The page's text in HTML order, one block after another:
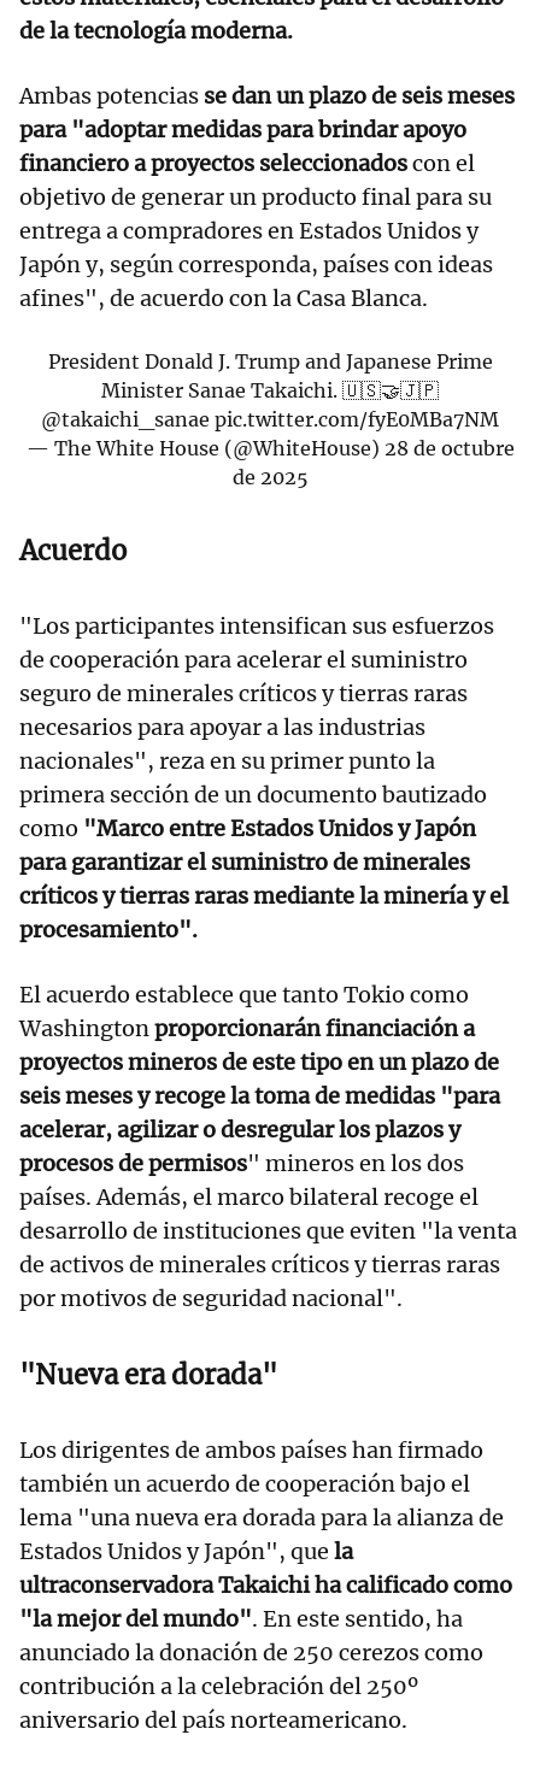
de la tecnología moderna.
Ambas potencias se dan un plazo de seis meses
para "adoptar medidas para brindar apoyo
financiero a proyectos seleccionadoscon el
objetivo de generar un producto final para su
entrega a compradores en Estados Unidos y
Japón y, según corresponda, países con ideas
afines", de acuerdo con la Casa Blanca.
President Donald J. Trump and Japanese Prime
Minister Sanae Takaichi. 🇺🇸🤝🇯🇵
@takaichi_sanae pic.twitter.com/fyE0MBa7NM
— The White House (@WhiteHouse) 28 de octubre
de 2025
Acuerdo
"Los participantes intensifican sus esfuerzos
de cooperación para acelerar el suministro
seguro de minerales críticos y tierras raras
necesarios para apoyar a las industrias
nacionales", reza en su primer punto la
primera sección de un documento bautizado
como "Marco entre Estados Unidos y Japón
para garantizar el suministro de minerales
críticos y tierras raras mediante la minería y el
procesamiento".
El acuerdo establece que tanto Tokio como
Washingtonproporcionarán financiación a
proyectos mineros de este tipo en un plazo de
seis meses y recoge la toma de medidas "para
acelerar, agilizar o desregular los plazos y
procesos de permisos" mineros en los dos
países. Además, el marco bilateral recoge el
desarrollo de instituciones que eviten "la venta
de activos de minerales críticos y tierras raras
por motivos de seguridad nacional".
"Nueva era dorada"
Los dirigentes de ambos países han firmado
también un acuerdo de cooperación bajo el
lema "una nueva era dorada para la alianza de
Estados Unidos y Japón", que la
ultraconservadora Takaichi ha calificado como
"la mejor del mundo". En este sentido, ha
anunciado la donación de 250 cerezos como
contribución a la celebración del 250º
aniversario del país norteamericano.